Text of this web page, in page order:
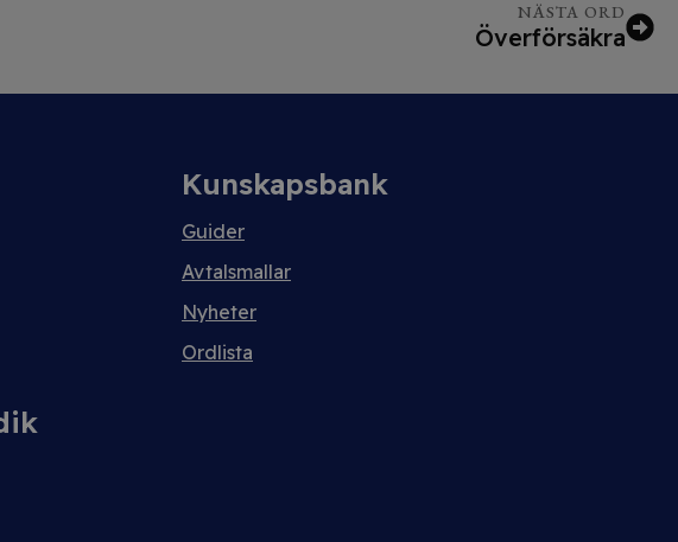
NÄSTA ORD
Överförsäkra
Kunskapsbank
Guider
Avtalsmallar
Nyheter
Ordlista